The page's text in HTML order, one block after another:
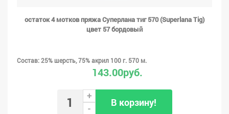
остаток 4 мотков пряжа Суперлана тиг 570 (Superlana Tig)
цвет 57 бордовый
Состав: 25% шерсть, 75% акрил 100 г. 570 м.
143.00руб.
+
-
В корзину!